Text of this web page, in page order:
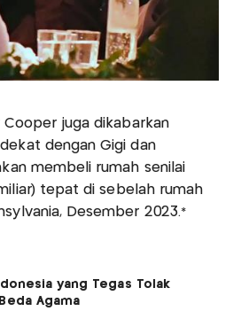
Cooper juga dikabarkan
dengan Gigi dan
membeli rumah senilai
tepat di sebelah rumah
Desember 2023.*
yang Tegas Tolak
Agama